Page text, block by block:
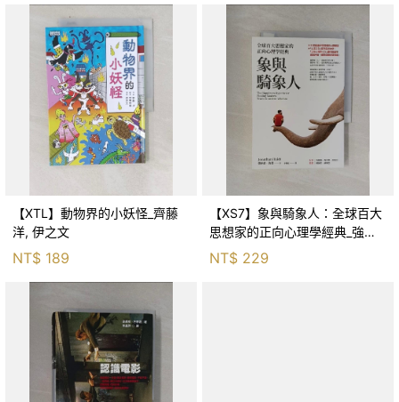
【XTL】動物界的小妖怪_齊藤
洋, 伊之文
NT$ 189
【XS7】象與騎象人：全球百大
思想家的正向心理學經典_強納
森．海德, 李靜瑤
NT$ 229